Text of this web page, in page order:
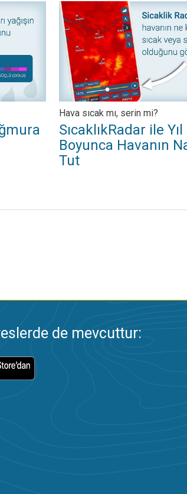
Yağmur yaklaşıyor mu?. . .
SıcaklıkRadar ile Yıl Boyunca
Hava sıcak mı, serin mi?
SıcaklıkRadar ile Yıl
Boyunca Havanın
Tut
de mevcuttur: